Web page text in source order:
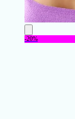
-20%